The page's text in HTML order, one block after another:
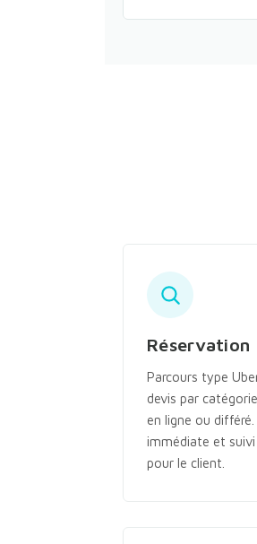
Réservation
Parcours type
devis par
en ligne ou
immédiate et
pour le client.